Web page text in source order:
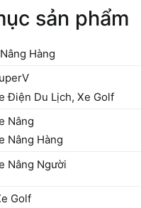
sản phẩm
Hàng
Điện Du Lịch, Xe Golf
Nâng
Nâng Hàng
Nâng Người
Golf